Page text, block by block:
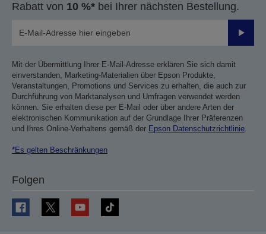
Rabatt von 10 %* bei Ihrer nächsten Bestellung.
Mit der Übermittlung Ihrer E-Mail-Adresse erklären Sie sich damit
einverstanden, Marketing-Materialien über Epson Produkte,
Veranstaltungen, Promotions und Services zu erhalten, die auch zur
Durchführung von Marktanalysen und Umfragen verwendet werden
können. Sie erhalten diese per E-Mail oder über andere Arten der
elektronischen Kommunikation auf der Grundlage Ihrer Präferenzen
und Ihres Online-Verhaltens gemäß der Epson Datenschutzrichtlinie.
*Es gelten Beschränkungen
Folgen